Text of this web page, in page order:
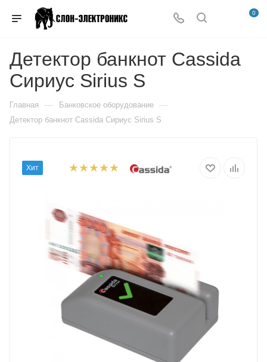
0
Детектор банкнот Cassida
Сириус Sirius S
Главная — Банковское оборудование —
Детектор банкнот Cassida Сириус Sirius S
Хит